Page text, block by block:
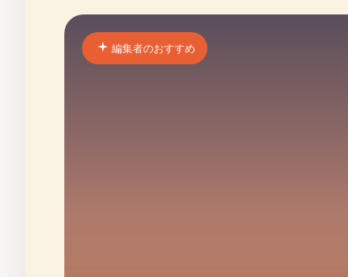
編集者のおすすめ